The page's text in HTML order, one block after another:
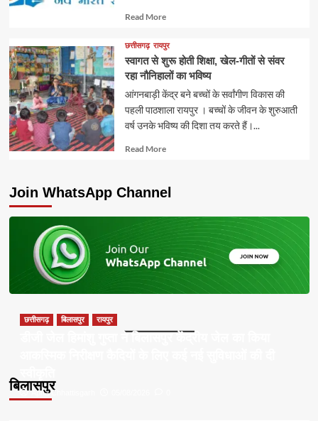
Read MoreRead
about
छत्तीसगढ़ रायपुर
स्वागत से शुरू होती शिक्षा, खेल-गीतों से संवर
रहा नौनिहालों का भविष्य
आंगनबाड़ी केंद्र बने बच्चों के सर्वांगीण विकास की
पहली पाठशाला रायपुर । बच्चों के जीवन के शुरुआती
वर्ष उनके भविष्य की दिशा तय करते हैं।...
Read MoreRead
Join WhatsApp Channel
बिलासपुर
छत्तीसगढ़ बिलासपुर रायपुर
Apna Chhattisgarh